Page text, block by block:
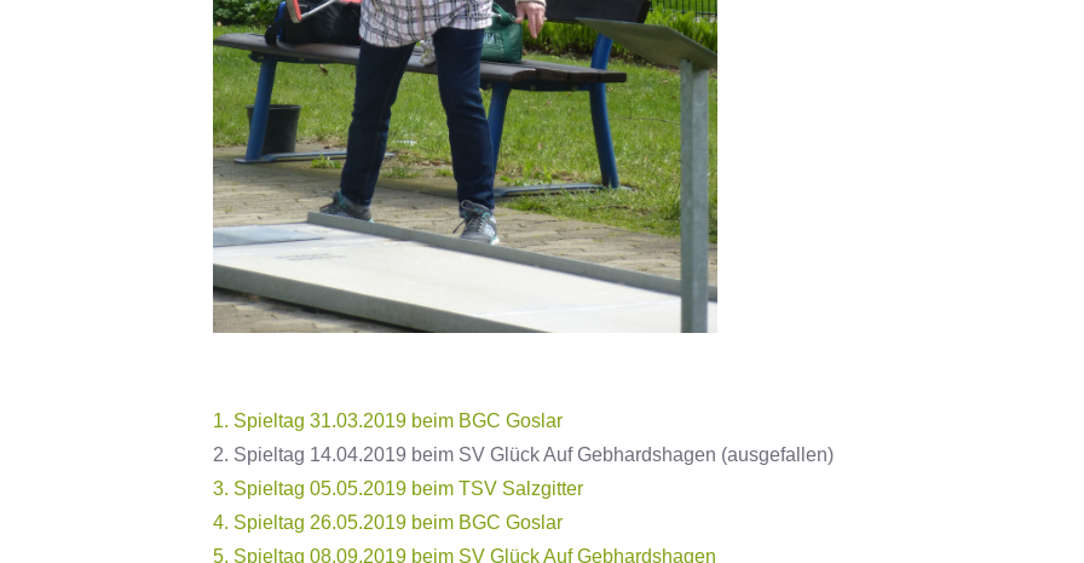
1. Spieltag 31.03.2019 beim BGC Goslar
2. Spieltag 14.04.2019 beim SV Glück Auf Gebhardshagen (ausgefallen)
3. Spieltag 05.05.2019 beim TSV Salzgitter
4. Spieltag 26.05.2019 beim BGC Goslar
5. Spieltag 08.09.2019 beim SV Glück Auf Gebhardshagen